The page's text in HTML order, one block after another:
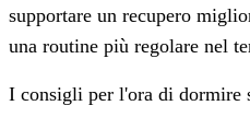
supportare un recupero
una routine più regolare nel
I consigli per l'ora di dormire